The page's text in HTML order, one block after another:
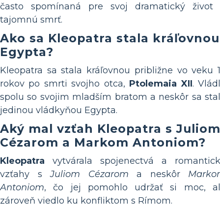
často spomínaná pre svoj dramatický život
tajomnú smrť.
Ako sa Kleopatra stala kráľovnou
Egypta?
Kleopatra sa stala kráľovnou približne vo veku
rokov po smrti svojho otca, Ptolemaia XII.
spolu so svojim mladším bratom a neskôr sa
jedinou vládkyňou Egypta.
Aký mal vzťah Kleopatra s Juliom
Cézarom a Markom Antoniom?
Kleopatra vytvárala spojenectvá a
vzťahy sJuliom Cézarom a neskôr
Antoniom, čo jej pomohlo udržať si moc,
zároveň viedlo ku konfliktom s Rímom.